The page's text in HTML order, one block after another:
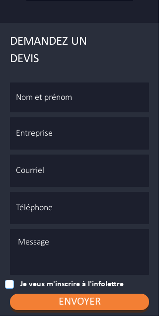
DEMANDEZ UN
DEVIS
Je veux m'inscrire à l'infolettre
ENVOYER